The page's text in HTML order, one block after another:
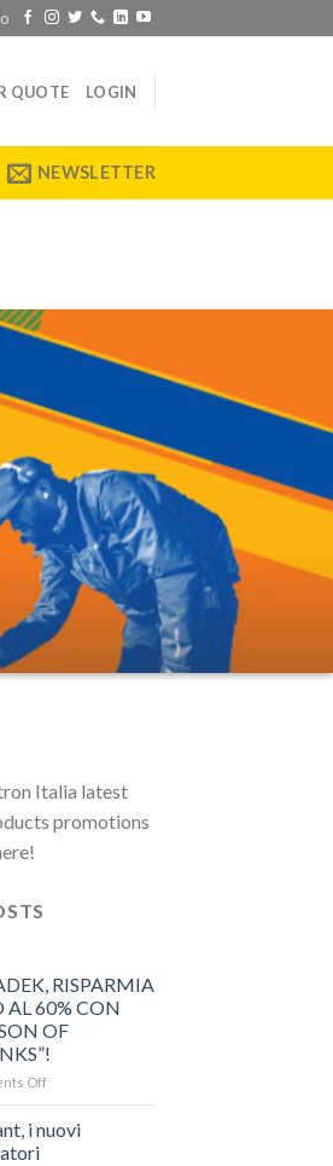
QUOTE LOGIN
NEWSLETTER
Italia latest
promotions
RISPARMIA
AL 60% CON
OF
Offon
RISPARMIA
i nuovi